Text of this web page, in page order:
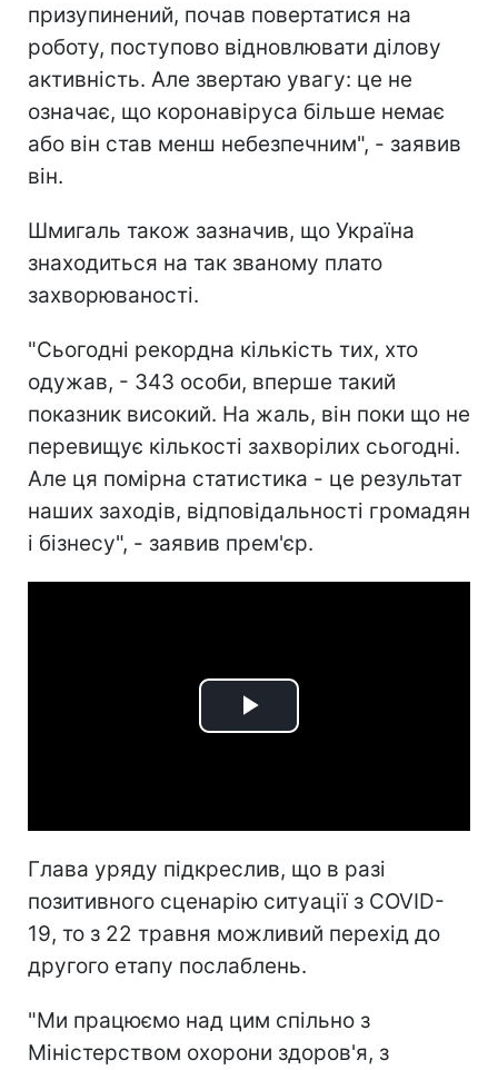
призупинений, почав повертатися на
роботу, поступово відновлювати ділову
активність. Але звертаю увагу: це не
означає, що коронавіруса більше немає
або він став менш небезпечним", - заявив
він.
Шмигаль також зазначив, що Україна
знаходиться на так званому плато
захворюваності.
"Сьогодні рекордна кількість тих, хто
одужав, - 343 особи, вперше такий
показник високий. На жаль, він поки що не
перевищує кількості захворілих сьогодні.
Але ця помірна статистика - це результат
наших заходів, відповідальності громадян
і бізнесу", - заявив прем'єр.
Play
Глава уряду підкреслив, що в разі
позитивного сценарію ситуації з COVID-
19, то з 22 травня можливий перехід до
другого етапу послаблень.
"Ми працюємо над цим спільно з
Міністерством охорони здоров'я, з